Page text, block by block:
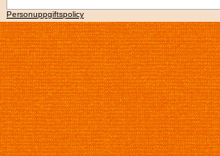
Personuppgiftspolicy